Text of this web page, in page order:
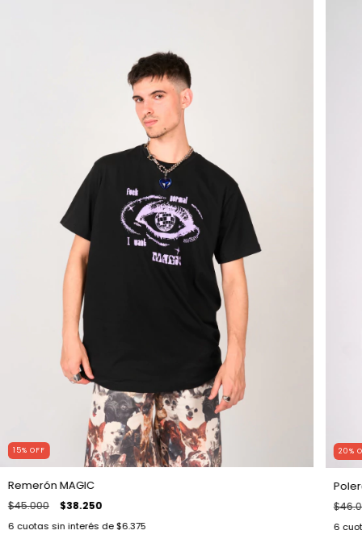
15% OFF
Remerón MAGIC
$45.000 $38.250
6 cuotas sin interés de$6.375
20%
6